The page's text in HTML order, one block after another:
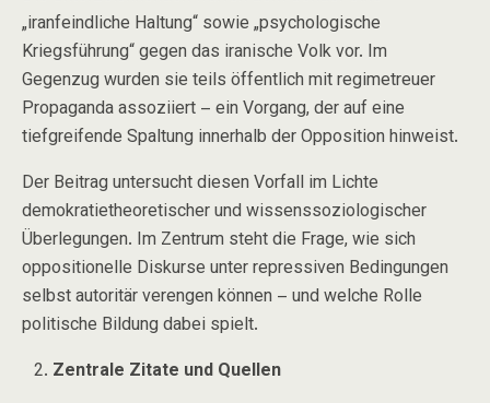
„iranfeindliche Haltung“ sowie „psychologische
Kriegsführung“ gegen das iranische Volkvor. Im
Gegenzug wurden sie teils öffentlich mit regimetreuer
Propaganda assoziiert – ein Vorgang, der auf eine
tiefgreifende Spaltung innerhalb der Opposition hinweist.
Der Beitrag untersucht diesen Vorfall im Lichte
demokratietheoretischer und wissenssoziologischer
Überlegungen. Im Zentrum steht die Frage, wie sich
oppositionelle Diskurse unter repressiven Bedingungen
selbst autoritär verengen können – und welche Rolle
politische Bildung dabei spielt.
Zentrale Zitate und Quellen